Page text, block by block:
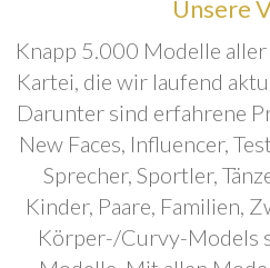
Unsere
Knapp 5.000 Modelle
Kartei, die wir laufend
Darunter sind erfahrene
New Faces, Influencer,
Sprecher, Sportler,
Kinder, Paare, Familien,
Körper-/Curvy-Models